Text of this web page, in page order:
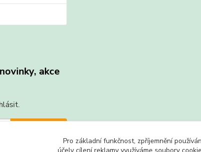
akce
za účelem
Pro základní funkčnost, zpříjemnění